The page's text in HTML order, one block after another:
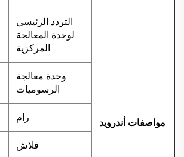
مواصفات أندرويد
التردد الرئيسي
لوحدة المعالجة
المركزية
وحدة معالجة
الرسوميات
رام
فلاش